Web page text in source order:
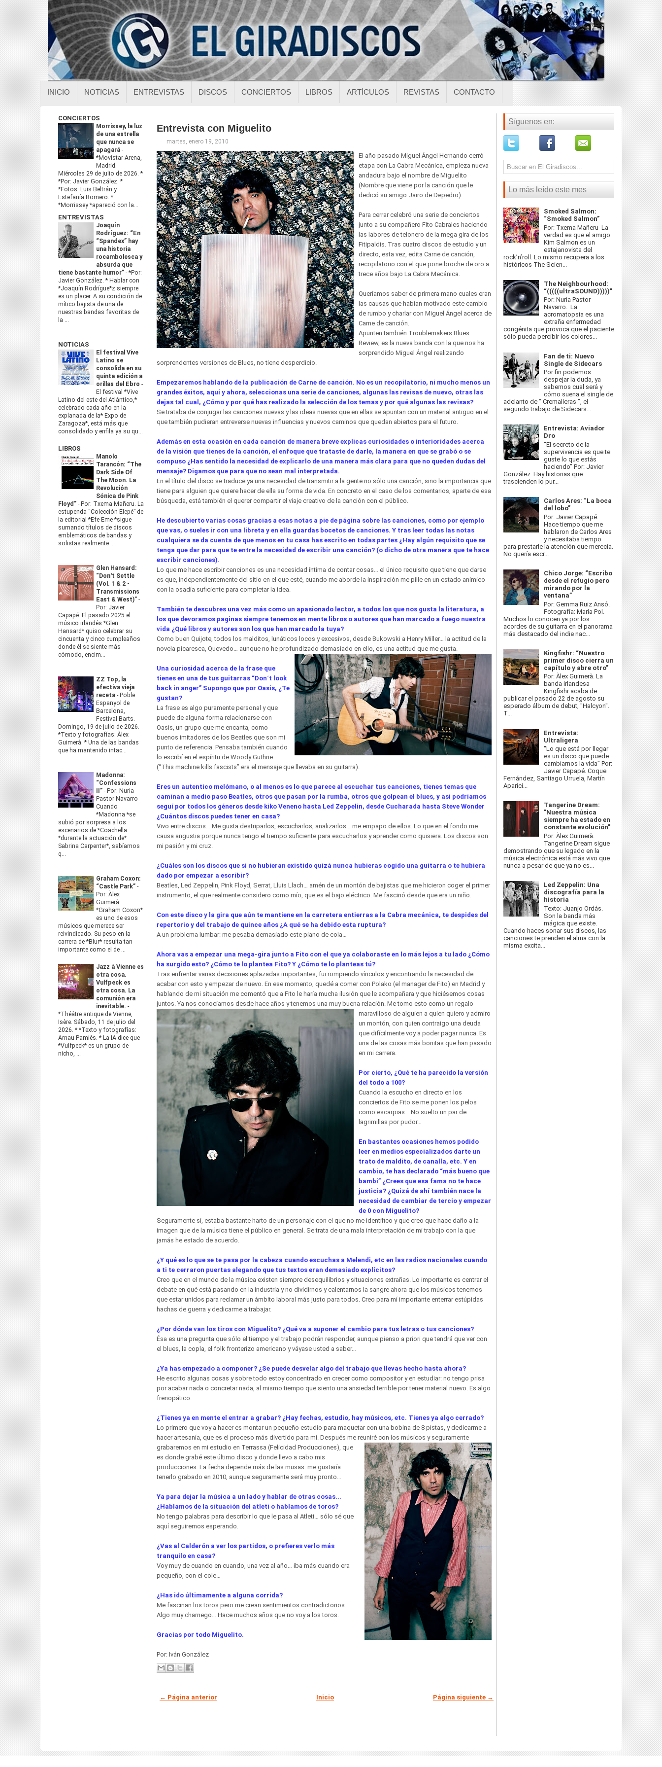
INICIO NOTICIAS ENTREVISTAS DISCOS CONCIERTOS LIBROS ARTÍCULOS REVISTAS CONTACTO
CONCIERTOS
Morrissey, la luz
de una estrella
que nunca se
apagará -
*Movistar Arena,
Madrid.
Miércoles 29 de julio de 2026. *
*Por: Javier González. *
*Fotos: Luis Beltrán y
Estefanía Romero. *
*Morrissey *apareció con la...
ENTREVISTAS
Joaquín
Rodríguez: “En
“Spandex” hay
una historia
rocambolesca y
absurda que
tiene bastante humor” -*Por:
Javier González. * Hablar con
*Joaquín Rodrígue*z siempre
es un placer. A su condición de
mítico bajista de una de
nuestras bandas favoritas de
la ...
NOTICIAS
El festival Vive
Latino se
consolida en su
quinta edición a
orillas del Ebro -
El festival *Vive
Latino del este del Atlántico,*
celebrado cada año en la
explanada de la* Expo de
Zaragoza*, está más que
consolidado y enfila ya su qu...
LIBROS
Manolo
Tarancón: “The
Dark Side Of
The Moon. La
Revolución
Sónica de Pink
Floyd” - Por: Txema Mañeru. La
estupenda “Colección Elepé” de
la editorial *Efe Eme *sigue
sumando títulos de discos
emblemáticos de bandas y
solistas realmente ...
Glen Hansard:
“Don't Settle
(Vol. 1 & 2 -
Transmissions
East & West)” -
Por: Javier
Capapé. El pasado 2025 el
músico irlandés *Glen
Hansard* quiso celebrar su
cincuenta y cinco cumpleaños
donde él se siente más
cómodo, encim...
ZZ Top, la
efectiva vieja
receta - Poble
Espanyol de
Barcelona,
Festival Barts.
Domingo, 19 de julio de 2026.
*Texto y fotografías: Àlex
Guimerà. * Una de las bandas
que ha mantenido intac...
Madonna:
“Confessions
II” - Por: Nuria
Pastor Navarro
Cuando
*Madonna *se
subió por sorpresa a los
escenarios de *Coachella
*durante la actuación de*
Sabrina Carpenter*, sabíamos
q...
Graham Coxon:
“Castle Park” -
Por: Àlex
Guimerà.
*Graham Coxon*
es uno de esos
músicos que merece ser
reivindicado. Su peso en la
carrera de *Blur* resulta tan
importante como el de ...
Jazz à Vienne es
otra cosa.
Vulfpeck es
otra cosa. La
comunión era
inevitable. -
*Théâtre antique de Vienne,
Isère. Sábado, 11 de julio del
2026. * *Texto y fotografías:
Arnau Pamiès. * La IA dice que
*Vulfpeck* es un grupo de
nicho, ...
Entrevista con Miguelito
martes, enero 19, 2010
El año pasado Miguel Ángel Hernando cerró
etapa con La Cabra Mecánica, empieza nueva
andadura bajo el nombre de Miguelito
(Nombre que viene por la canción que le
dedicó su amigo Jairo de Depedro).
Para cerrar celebró una serie de conciertos
junto a su compañero Fito Cabrales haciendo
las labores de telonero de la mega gira de los
Fitipaldis. Tras cuatro discos de estudio y un
directo, esta vez, edita Carne de canción,
recopilatorio con el que pone broche de oro a
trece años bajo La Cabra Mecánica.
Queríamos saber de primera mano cuales eran
las causas que habían motivado este cambio
de rumbo y charlar con Miguel Ángel acerca de
Carne de canción.
Apunten también Troublemakers Blues
Review, es la nueva banda con la que nos ha
sorprendido Miguel Ángel realizando
sorprendentes versiones de Blues, no tiene desperdicio.
Empezaremos hablando de la publicación de Carne de canción. No es un recopilatorio, ni mucho menos un
grandes éxitos, aquí y ahora, seleccionas una serie de canciones, algunas las revisas de nuevo, otras las
dejas tal cual, ¿Cómo y por qué has realizado la selección de los temas y por qué algunas las revisas?
Se trataba de conjugar las canciones nuevas y las ideas nuevas que en ellas se apuntan con un material antiguo en el
que también pudieran entreverse nuevas influencias y nuevos caminos que quedan abiertos para el futuro.
Además en esta ocasión en cada canción de manera breve explicas curiosidades o interioridades acerca
de la visión que tienes de la canción, el enfoque que trataste de darle, la manera en que se grabó o se
compuso ¿Has sentido la necesidad de explicarlo de una manera más clara para que no queden dudas del
mensaje? Digamos que para que no sean mal interpretada.
En el título del disco se traduce ya una necesidad de transmitir a la gente no sólo una canción, sino la importancia que
tiene para alguien que quiere hacer de ella su forma de vida. En concreto en el caso de los comentarios, aparte de esa
búsqueda, está también el querer compartir el viaje creativo de la canción con el público.
He descubierto varias cosas gracias a esas notas a pie de página sobre las canciones, como por ejemplo
que vas, o sueles ir con una libreta y en ella guardas bocetos de canciones. Y tras leer todas las notas
cualquiera se da cuenta de que menos en tu casa has escrito en todas partes ¿Hay algún requisito que se
tenga que dar para que te entre la necesidad de escribir una canción? (o dicho de otra manera que te hace
escribir canciones).
Lo que me hace escribir canciones es una necesidad íntima de contar cosas… el único requisito que tiene que darse
es que, independientemente del sitio en el que esté, cuando me aborde la inspiración me pille en un estado anímico
con la osadía suficiente para completar la idea.
También te descubres una vez más como un apasionado lector, a todos los que nos gusta la literatura, a
los que devoramos paginas siempre tenemos en mente libros o autores que han marcado a fuego nuestra
vida ¿Qué libros y autores son los que han marcado la tuya?
Como buen Quijote, todos los malditos, lunáticos locos y excesivos, desde Bukowski a Henry Miller… la actitud de la
novela picaresca, Quevedo… aunque no he profundizado demasiado en ello, es una actitud que me gusta.
Una curiosidad acerca de la frase que
tienes en una de tus guitarras “Don´t look
back in anger” Supongo que por Oasis, ¿Te
gustan?
La frase es algo puramente personal y que
puede de alguna forma relacionarse con
Oasis, un grupo que me encanta, como
buenos imitadores de los Beatles que son mi
punto de referencia. Pensaba también cuando
lo escribí en el espíritu de Woody Guthrie
(“This machine kills fascists” era el mensaje que llevaba en su guitarra).
Eres un autentico melómano, o al menos es lo que parece al escuchar tus canciones, tienes temas que
caminan a medio paso Beatles, otros que pasan por la rumba, otros que golpean el blues, y así podríamos
seguí por todos los géneros desde kiko Veneno hasta Led Zeppelin, desde Cucharada hasta Steve Wonder
¿Cuántos discos puedes tener en casa?
Vivo entre discos… Me gusta destriparlos, escucharlos, analizarlos… me empapo de ellos. Lo que en el fondo me
causa angustia porque nunca tengo el tiempo suficiente para escucharlos y aprender como quisiera. Los discos son
mi pasión y mi cruz.
¿Cuáles son los discos que si no hubieran existido quizá nunca hubieras cogido una guitarra o te hubiera
dado por empezar a escribir?
Beatles, Led Zeppelin, Pink Floyd, Serrat, Lluis Llach… amén de un montón de bajistas que me hicieron coger el primer
instrumento, el que realmente considero como mío, que es el bajo eléctrico. Me fascinó desde que era un niño.
Con este disco y la gira que aún te mantiene en la carretera entierras a la Cabra mecánica, te despides del
repertorio y del trabajo de quince años ¿A qué se ha debido esta ruptura?
A un problema lumbar: me pesaba demasiado este piano de cola…
Ahora vas a empezar una mega-gira junto a Fito con el que ya colaboraste en lo más lejos a tu lado ¿Cómo
ha surgido esto? ¿Cómo te lo plantea Fito? Y ¿Cómo te lo planteas tú?
Tras enfrentar varias decisiones aplazadas importantes, fui rompiendo vínculos y encontrando la necesidad de
acabar con esto y empezar de nuevo. En ese momento, quedé a comer con Polako (el manager de Fito) en Madrid y
hablando de mi situación me comentó que a Fito le haría mucha ilusión que le acompañara y que hiciésemos cosas
juntos. Ya nos conocíamos desde hace años y tenemos una muy buena rel ación. Me tomo esto como un regalo
maravilloso de alguien a quien quiero y admiro
un montón, con quien contraigo una deuda
que difícilmente voy a poder pagar nunca. Es
una de las cosas más bonitas que han pasado
en mi carrera.
Por cierto, ¿Qué te ha parecido la versión
del todo a 100?
Cuando la escucho en directo en los
conciertos de Fito se me ponen los pelos
como escarpias… No suelto un par de
lagrimillas por pudor…
En bastantes ocasiones hemos podido
leer en medios especializados darte un
trato de maldito, de canalla, etc. Y en
cambio, te has declarado “más bueno que
bambi” ¿Crees que esa fama no te hace
justicia? ¿Quizá de ahí también nace la
necesidad de cambiar de tercio y empezar
de 0 con Miguelito?
Seguramente sí, estaba bastante harto de un personaje con el que no me identifico y que creo que hace daño a la
imagen que de la música tiene el público en general. Se trata de una mala interpretación de mi trabajo con la que
jamás he estado de acuerdo.
¿Y qué es lo que se te pasa por la cabeza cuando escuchas a Melendi, etc en las radios nacionales cuando
a ti te cerraron puertas alegando que tus textos eran demasiado explícitos?
Creo que en el mundo de la música existen siempre desequilibrios y situaciones extrañas. Lo importante es centrar el
debate en qué está pasando en la industria y no dividirnos y calentarnos la sangre ahora que los músicos tenemos
que estar unidos para reclamar un ámbito laboral más justo para todos. Creo para mí importante enterrar estúpidas
hachas de guerra y dedicarme a trabajar.
¿Por dónde van los tiros con Miguelito? ¿Qué va a suponer el cambio para tus letras o tus canciones?
Ésa es una pregunta que sólo el tiempo y el trabajo podrán responder, aunque pienso a priori que tendrá que ver con
el blues, la copla, el folk fronterizo americano y váyase usted a saber…
¿Ya has empezado a componer? ¿Se puede desvelar algo del trabajo que llevas hecho hasta ahora?
He escrito algunas cosas y sobre todo estoy concentrado en crecer como compositor y en estudiar: no tengo prisa
por acabar nada o concretar nada, al mismo tiempo que siento una ansiedad terrible por tener material nuevo. Es algo
frenopático.
¿Tienes ya en mente el entrar a grabar? ¿Hay fechas, estudio, hay músicos, etc. Tienes ya algo cerrado?
Lo primero que voy a hacer es montar un pequeño estudio para maquetar con una bobina de 8 pistas, y dedicarme a
hacer artesanía, que es el proceso más divertido para mí. Después me reuniré con los músicos y seguramente
grabaremos en mi estudio en Terrassa (Felicidad Producciones), que
es donde grabé este último disco y donde llevo a cabo mis
producciones. La fecha depende más de las musas: me gustaría
tenerlo grabado en 2010, aunque seguramente será muy pronto…
Ya para dejar la música a un lado y hablar de otras cosas...
¿Hablamos de la situación del atleti o hablamos de toros?
No tengo palabras para describir lo que le pasa al Atleti… sólo sé que
aquí seguiremos esperando.
¿Vas al Calderón a ver los partidos, o prefieres verlo más
tranquilo en casa?
Voy muy de cuando en cuando, una vez al año… iba más cuando era
pequeño, con el cole…
¿Has ido últimamente a alguna corrida?
Me fascinan los toros pero me crean sentimientos contradictorios.
Algo muy charnego… Hace muchos años que no voy a los toros.
Gracias por todo Miguelito.
Por: Iván González
← Página anterior Página siguiente →
Inicio
Síguenos en:
Lo más leído este mes
Smoked Salmon:
“Smoked Salmon”
Por: Txema Mañeru La
verdad es que el amigo
Kim Salmon es un
estajanovista del
rock’n’roll. Lo mismo recupera a los
históricos The Scien...
The Neighbourhood:
“(((((ultraSOUND)))))”
Por: Nuria Pastor
Navarro. La
acromatopsia es una
extraña enfermedad
congénita que provoca que el paciente
sólo pueda percibir los colores...
Fan de ti: Nuevo
Single de Sidecars
Por fin podemos
despejar la duda, ya
sabemos cual será y
cómo suena el single de
adelanto de “ Cremalleras ”, el
segundo trabajo de Sidecars...
Entrevista: Aviador
Dro
“El secreto de la
supervivencia es que te
guste lo que estás
haciendo” Por: Javier
González Hay historias que
trascienden lo pur...
Carlos Ares: “La boca
del lobo”
Por: Javier Capapé.
Hace tiempo que me
hablaron de Carlos Ares
y necesitaba tiempo
para prestarle la atención que merecía.
No quería escr...
Chico Jorge: “Escribo
desde el refugio pero
mirando por la
ventana”
Por: Gemma Ruiz Ansó.
Fotografía: María Pol.
Muchos lo conocen ya por los
acordes de su guitarra en el panorama
más destacado del indie nac...
Kingfishr: “Nuestro
primer disco cierra un
capítulo y abre otro”
Por: Àlex Guimerà. La
banda irlandesa
Kingfishr acaba de
publicar el pasado 22 de agosto su
esperado álbum de debut, "Halcyon".
T...
Entrevista:
Ultraligera
"Lo que está por llegar
es un disco que puede
cambiarnos la vida” Por:
Javier Capapé. Coque
Fernández, Santiago Urruela, Martín
Aparici...
Tangerine Dream:
"Nuestra música
siempre ha estado en
constante evolución"
Por: Àlex Guimerà.
Tangerine Dream sigue
demostrando que su legado en la
música electrónica está más vivo que
nunca a pesar de que ya no es...
Led Zeppelin: Una
discografía para la
historia
Texto: Juanjo Ordás.
Son la banda más
mágica que existe.
Cuando haces sonar sus discos, las
canciones te prenden el alma con la
misma excita...